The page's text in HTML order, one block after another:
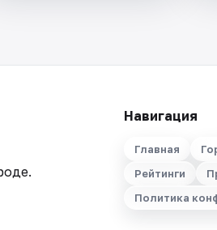
Навигация
Главная
Рейтинги
Политика